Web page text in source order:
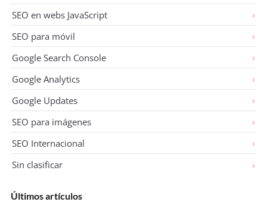
SEO en webs JavaScript
SEO para móvil
Google Search Console
Google Analytics
Google Updates
SEO para imágenes
SEO Internacional
Sin clasificar
Últimos artículos